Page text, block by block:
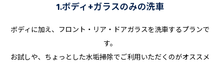
1.ボディ+ガラスのみの洗車
ボディに加え、フロント・リア・ドアガラスを洗車するプランで
す。
お試しや、ちょっとした水垢掃除でご利用いただくのがオススメ